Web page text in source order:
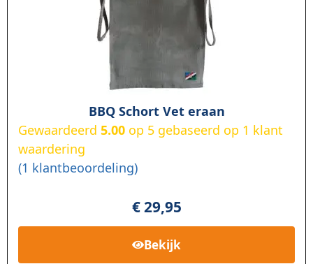
BBQ Schort Vet eraan
Gewaardeerd 5.00 op 5 gebaseerd op 1 klant
waardering
(1 klantbeoordeling)
€29,95
Bekijk